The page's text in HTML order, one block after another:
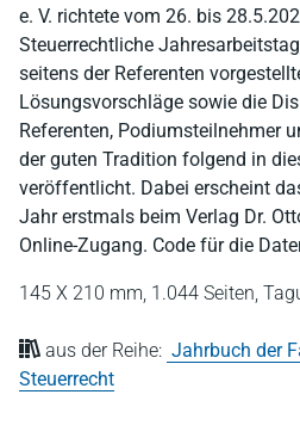
e. V. richtete vom 26. bis
Steuerrechtliche
seitens der Referenten
Lösungsvorschläge sowie die
Referenten, Podiumsteilnehmer
der guten Tradition folgend in
veröffentlicht. Dabei erscheint
Jahr erstmals beim Verlag Dr.
Online-Zugang. Code für die
145 X 210 mm, 1.044 Seiten,
aus der Reihe: Jahrbuch der
Steuerrecht